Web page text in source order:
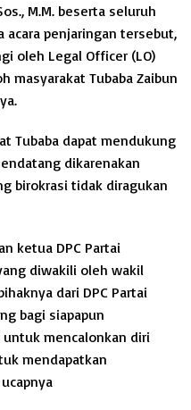
M.M. beserta seluruh
penjaringan tersebut,
oleh Legal Officer (LO)
masyarakat Tubaba Zaibun
Tubaba dapat mendukung
dikarenakan
birokrasi tidak diragukan
ketua DPC Partai
diwakili oleh wakil
dari DPC Partai
bagi siapapun
mencalonkan diri
mendapatkan